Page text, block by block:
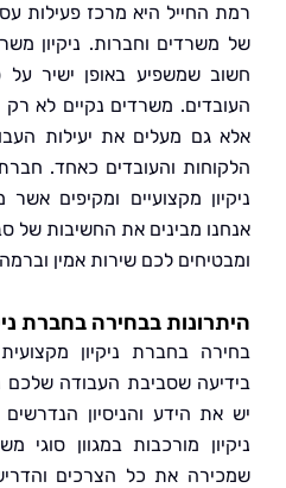
היא מרכז פעילות עסקי
וחברות. ניקיון משרדים
שמשפיע באופן ישיר על סביבת
משרדים נקיים לא רק תורמים
מעלים את יעילות העבודה ואת
והעובדים כאחד. חברת ניקיון
מקצועיים ומקיפים אשר
מבינים את החשיבות של סביבת
לכם שירות אמין וברמה הגבוהה
בבחירה בחברת ניקיון
בחברת ניקיון מקצועית
שסביבת העבודה שלכם נקייה
הידע והניסיון הנדרשים כדי
מורכבות במגוון סוגי
את כל הצרכים והדרישות